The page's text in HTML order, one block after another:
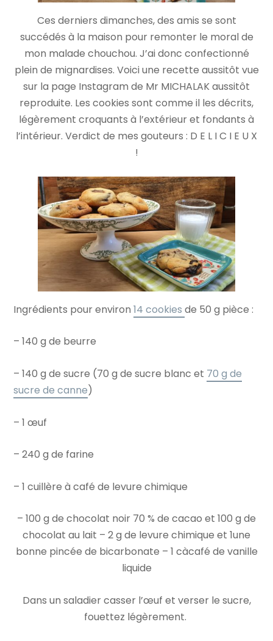
Ces derniers dimanches, des amis se sont
succédés à la maison pour remonter le moral de
mon malade chouchou. J’ai donc confectionné
plein de mignardises. Voici une recette aussitôt vue
sur la page Instagram de Mr MICHALAK aussitôt
reproduite. Les cookies sont comme il les décrits,
légèrement croquants à l’extérieur et fondants à
l’intérieur. Verdict de mes gouteurs : D E L I C I E U X
!
Ingrédients pour environ14 cookiesde 50 g pièce :
– 140 g de beurre
– 140 g de sucre (70 g de sucre blanc et 70 g de
sucre de canne)
– 1 œuf
– 240 g de farine
– 1 cuillère à café de levure chimique
– 100 g de chocolat noir 70 % de cacao et 100 g de
chocolat au lait – 2 g de levure chimique et 1une
bonne pincée de bicarbonate – 1 càcafé de vanille
liquide
Dans un saladier casser l’œuf et verser le sucre,
fouettez légèrement.